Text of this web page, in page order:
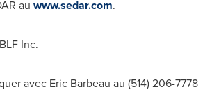
au www.sedar.com.
Inc.
avec Eric Barbeau au (514) 206-7778